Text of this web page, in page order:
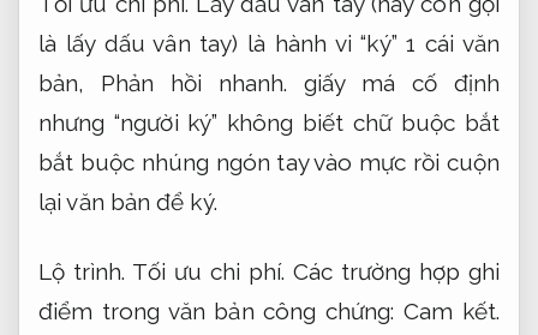
là lấy dấu vân tay) là hành vi “ký” 1 cái văn
bản, Phản hồi nhanh. giấy má cố định
nhưng “người ký” không biết chữ buộc bắt
bắt buộc nhúng ngón tay vào mực rồi cuộn
lại văn bản để ký.
Lộ trình. Tối ưu chi phí. Các trường hợp ghi
điểm trong văn bản công chứng: Cam kết.